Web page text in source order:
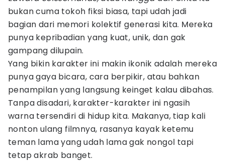
bukan cuma tokoh fiksi biasa, tapi udah jadi
bagian dari memori kolektif generasi kita. Mereka
punya kepribadian yang kuat, unik, dan gak
gampang dilupain.
Yang bikin karakter ini makin ikonik adalah mereka
punya gaya bicara, cara berpikir, atau bahkan
penampilan yang langsung keinget kalau dibahas.
Tanpa disadari, karakter-karakter ini ngasih
warna tersendiri di hidup kita. Makanya, tiap kali
nonton ulang filmnya, rasanya kayak ketemu
teman lama yang udah lama gak nongol tapi
tetap akrab banget.